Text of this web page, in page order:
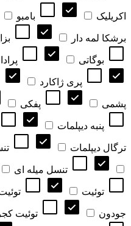
اکریلیک بامبو
برشکا لمه دار
بوگاتی
پری ژاکارد
پشمی پفکی
پنبه دیپلمات
ترگال دیپلمات
تنسل میله ای
توئیت
جودون توئیت